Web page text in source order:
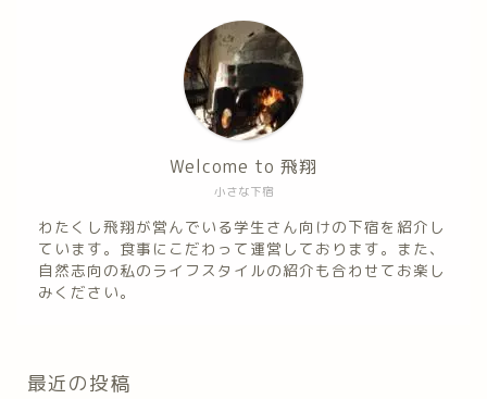
小さな下宿
Welcome to 飛翔
わたくし飛翔が営んでいる学生さん向けの下宿を紹介し
ています。食事にこだわって運営しております。また、
自然志向の私のライフスタイルの紹介も合わせてお楽し
みください。
最近の投稿